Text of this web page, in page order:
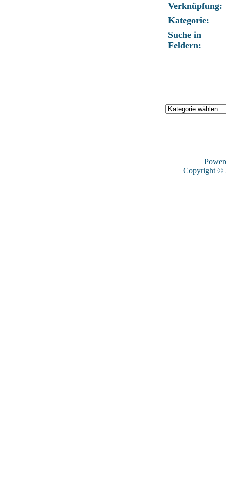
Verknüpfung:
Kategorie:
Suche in
Feldern:
Copyright ©